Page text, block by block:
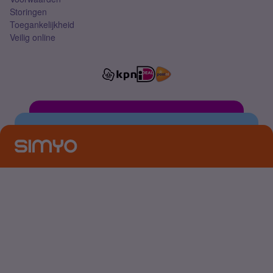
Storingen
Toegankelijkheid
Veilig online